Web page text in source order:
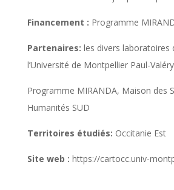
Financement : Programme
Partenaires: les divers laboratoires
l’Université de Montpellier Paul-
Programme MIRANDA, Maison des
Humanités SUD
Territoires étudiés: Occitanie Est
Site web : https://cartocc.univ-